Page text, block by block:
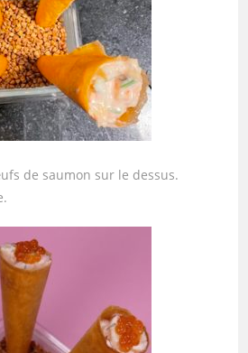
de saumon sur le dessus.